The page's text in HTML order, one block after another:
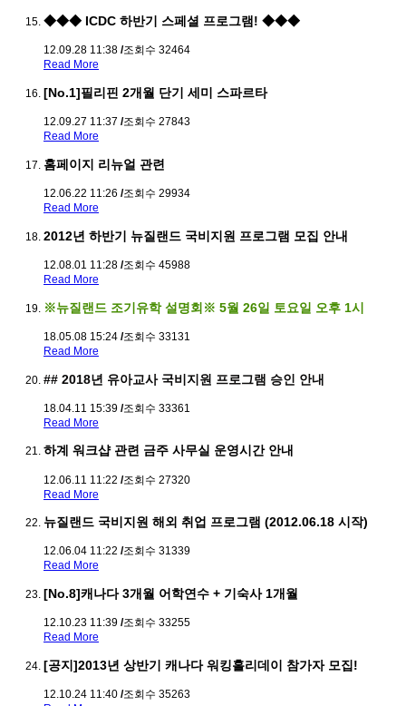
◆◆◆ ICDC 하반기 스페셜 프로그램! ◆◆◆
12.09.28 11:38 /조회수 32464
Read More
[No.1]필리핀 2개월 단기 세미 스파르타
12.09.27 11:37 /조회수 27843
Read More
홈페이지 리뉴얼 관련
12.06.22 11:26 /조회수 29934
Read More
2012년 하반기 뉴질랜드 국비지원 프로그램 모집 안내
12.08.01 11:28 /조회수 45988
Read More
※뉴질랜드 조기유학 설명회※ 5월 26일 토요일 오후 1시
18.05.08 15:24 /조회수 33131
Read More
## 2018년 유아교사 국비지원 프로그램 승인 안내
18.04.11 15:39 /조회수 33361
Read More
하계 워크샵 관련 금주 사무실 운영시간 안내
12.06.11 11:22 /조회수 27320
Read More
뉴질랜드 국비지원 해외 취업 프로그램 (2012.06.18 시작)
12.06.04 11:22 /조회수 31339
Read More
[No.8]캐나다 3개월 어학연수 + 기숙사 1개월
12.10.23 11:39 /조회수 33255
Read More
[공지]2013년 상반기 캐나다 워킹홀리데이 참가자 모집!
12.10.24 11:40 /조회수 35263